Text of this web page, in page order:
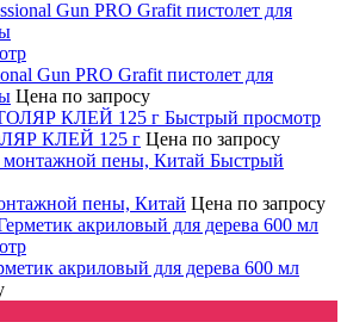
Gun PRO Grafit пистолет для
Цена по запросу
Быстрый просмотр
КЛЕЙ 125 г Цена по запросу
Быстрый
пены, Китай Цена по запросу
акриловый для дерева 600 мл